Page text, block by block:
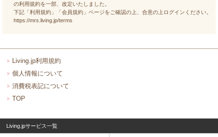
の利用規約を一部、改定いたしました。
下記「利用規約」「会員規約」ページをご確認の上、合意の上ログインください。
https://mrs.living.jp/terms
Living.jp利用規約
個人情報について
消費税表記について
TOP
Living.jpサービス一覧